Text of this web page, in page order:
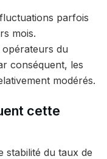
parfois
mois.
opérateurs du
conséquent, les
modérés.
cette
stabilité du taux de